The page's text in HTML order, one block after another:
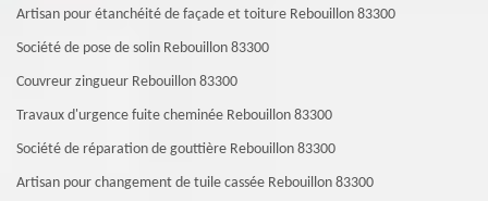
Artisan pour étanchéité de façade et toiture Rebouillon 83300
Société de pose de solin Rebouillon 83300
Couvreur zingueur Rebouillon 83300
Travaux d'urgence fuite cheminée Rebouillon 83300
Société de réparation de gouttière Rebouillon 83300
Artisan pour changement de tuile cassée Rebouillon 83300